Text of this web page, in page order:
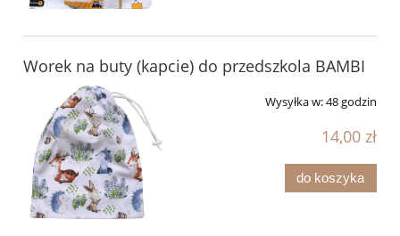
Worek na buty (kapcie) do przedszkola BAMBI
Wysyłka w:48 godzin
14,00 zł
do koszyka